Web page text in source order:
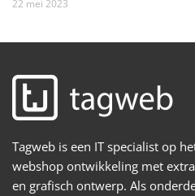
22 mei 2023
Tagweb is een IT specialist op
webshop ontwikkeling met
en grafisch ontwerp. Als